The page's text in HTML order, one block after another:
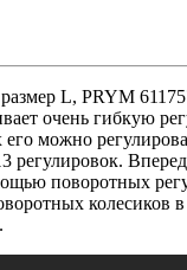
L, PRYM
очень гибкую
его можно
регулировок.
поворотных
колесиков